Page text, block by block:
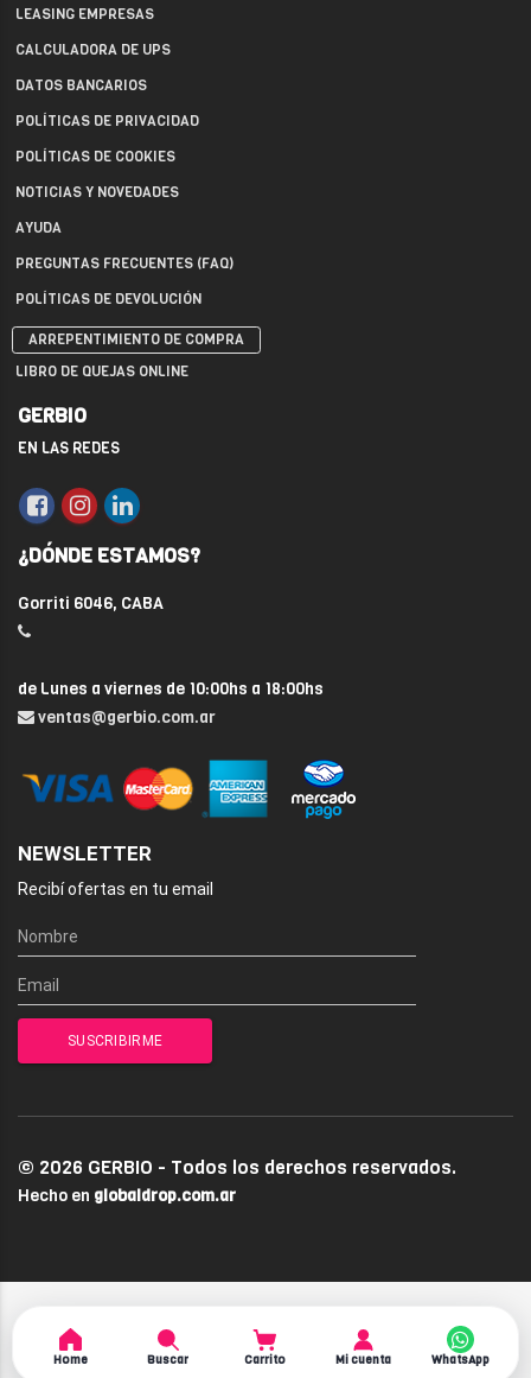
LEASING EMPRESAS
CALCULADORA DE UPS
DATOS BANCARIOS
POLÍTICAS DE PRIVACIDAD
POLÍTICAS DE COOKIES
NOTICIAS Y NOVEDADES
AYUDA
PREGUNTAS FRECUENTES (FAQ)
POLÍTICAS DE DEVOLUCIÓN
ARREPENTIMIENTO DE COMPRA
LIBRO DE QUEJAS ONLINE
GERBIO
EN LAS REDES
¿DÓNDE ESTAMOS?
Gorriti 6046, CABA
de Lunes a viernes de 10:00hs a 18:00hs
ventas@gerbio.com.ar
NEWSLETTER
Recibí ofertas en tu email
© 2026 GERBIO - Todos los derechos reservados.
Hecho en globaldrop.com.ar
Home Buscar Carrito Mi cuenta